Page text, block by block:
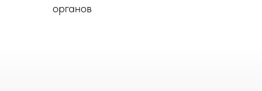
органов